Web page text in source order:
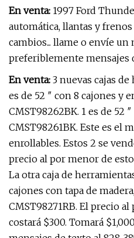
En venta: 1997 Ford
automática, llantas y
cambios... llame o envíe un
preferiblemente mensajes
En venta: 3 nuevas cajas
es de 52 ″ con 8 cajones y
CMST98262BK. 1 es de 52
CMST98261BK. Este es el
enrollables. Estos 2 se
precio al por menor de
La otra caja de
cajones con tapa de
CMST98271RB. El precio
costará $300. Tomará